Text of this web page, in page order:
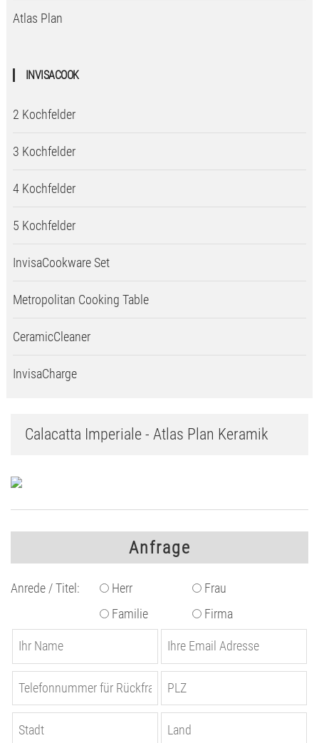
Atlas Plan
INVISACOOK
2 Kochfelder
3 Kochfelder
4 Kochfelder
5 Kochfelder
InvisaCookware Set
Metropolitan Cooking Table
CeramicCleaner
InvisaCharge
Calacatta Imperiale - Atlas Plan Keramik
Anfrage
Anrede / Titel: Herr
Frau
Familie
Firma